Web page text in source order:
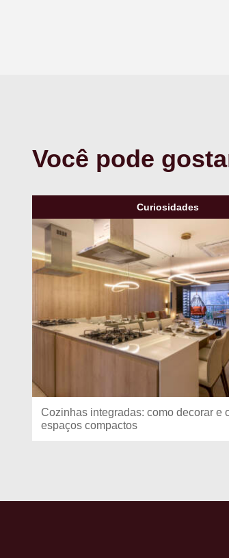
Você pode
Curiosidades
Cozinhas integradas: como decorar e
espaços compactos